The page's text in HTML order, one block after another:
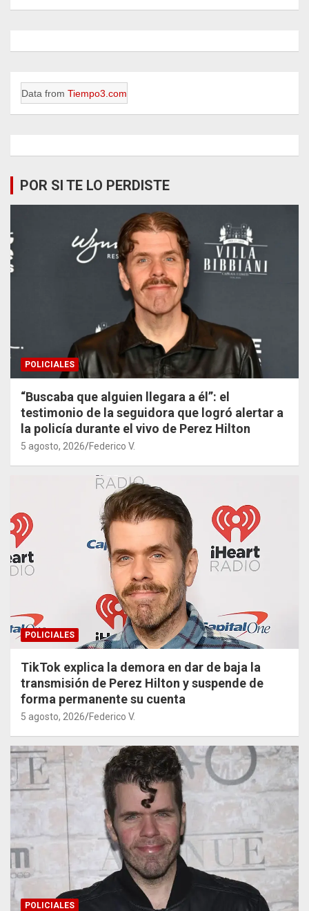
Data from Tiempo3.com
POR SI TE LO PERDISTE
POLICIALES
“Buscaba que alguien llegara a él”: el
testimonio de la seguidora que logró alertar a
la policía durante el vivo de Perez Hilton
5 agosto, 2026 Federico V.
POLICIALES
TikTok explica la demora en dar de baja la
transmisión de Perez Hilton y suspende de
forma permanente su cuenta
5 agosto, 2026 Federico V.
POLICIALES